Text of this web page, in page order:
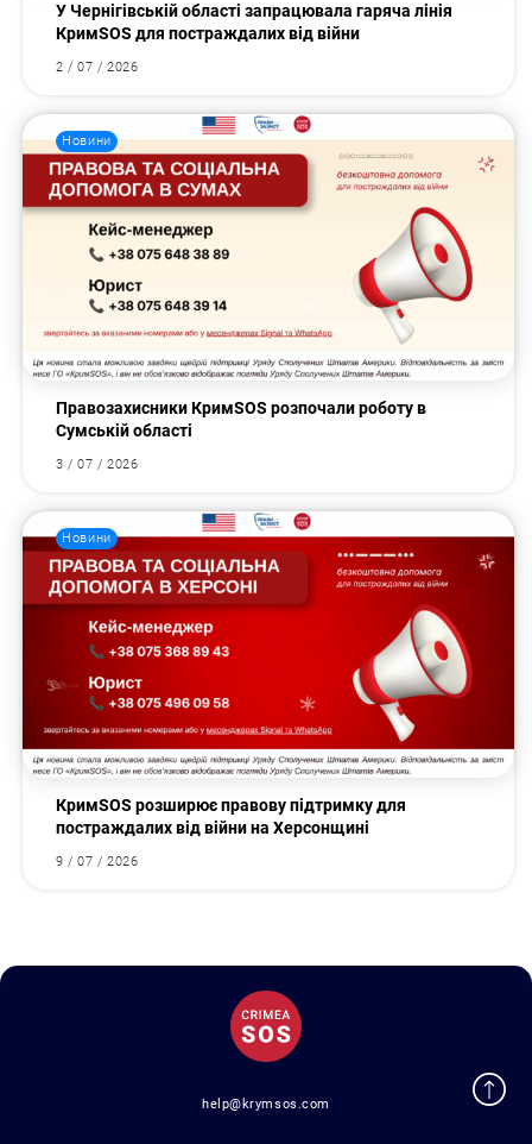
У Чернігівській області запрацювала гаряча лінія
КримSOS для постраждалих від війни
2 / 07 / 2026
Новини
Правозахисники КримSOS розпочали роботу в
Сумській області
3 / 07 / 2026
Новини
КримSOS розширює правову підтримку для
постраждалих від війни на Херсонщині
9 / 07 / 2026
help@krymsos.com